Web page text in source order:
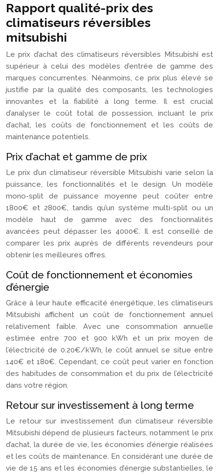
Rapport qualité-prix des
climatiseurs réversibles
mitsubishi
Le prix d’achat des climatiseurs réversibles Mitsubishi est
supérieur à celui des modèles d’entrée de gamme des
marques concurrentes. Néanmoins, ce prix plus élevé se
justifie par la qualité des composants, les technologies
innovantes et la fiabilité à long terme. Il est crucial
d’analyser le coût total de possession, incluant le prix
d’achat, les coûts de fonctionnement et les coûts de
maintenance potentiels.
Prix d’achat et gamme de prix
Le prix d’un climatiseur réversible Mitsubishi varie selon la
puissance, les fonctionnalités et le design. Un modèle
mono-split de puissance moyenne peut coûter entre
1800€ et 2800€, tandis qu’un système multi-split ou un
modèle haut de gamme avec des fonctionnalités
avancées peut dépasser les 4000€. Il est conseillé de
comparer les prix auprès de différents revendeurs pour
obtenir les meilleures offres.
Coût de fonctionnement et économies
d’énergie
Grâce à leur haute efficacité énergétique, les climatiseurs
Mitsubishi affichent un coût de fonctionnement annuel
relativement faible. Avec une consommation annuelle
estimée entre 700 et 900 kWh et un prix moyen de
l’électricité de 0.20€/kWh, le coût annuel se situe entre
140€ et 180€. Cependant, ce coût peut varier en fonction
des habitudes de consommation et du prix de l’électricité
dans votre région.
Retour sur investissement à long terme
Le retour sur investissement d’un climatiseur réversible
Mitsubishi dépend de plusieurs facteurs, notamment le prix
d’achat, la durée de vie, les économies d’énergie réalisées
et les coûts de maintenance. En considérant une durée de
vie de 15 ans et les économies d’énergie substantielles, le